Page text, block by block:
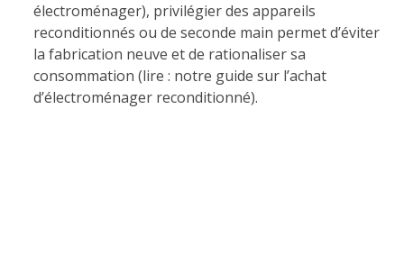
électroménager), privilégier des appareils
reconditionnés ou de seconde main permet d’éviter
la fabrication neuve et de rationaliser sa
consommation (lire : notre guide sur l’achat
d’électroménager reconditionné).